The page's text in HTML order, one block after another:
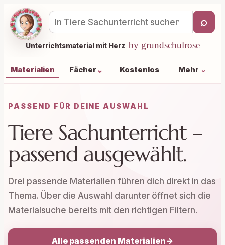
Materialsuche
⌕
Unterrichtsmaterial mit Herz by grundschulrose
Materialien Fächer ⌄ Kostenlos Mehr ⌄
PASSEND FÜR DEINE AUSWAHL
Tiere Sachunterricht –
passend ausgewählt.
Drei passende Materialien führen dich direkt in das
Thema. Über die Auswahl darunter öffnet sich die
Materialsuche bereits mit den richtigen Filtern.
Alle passenden Materialien→